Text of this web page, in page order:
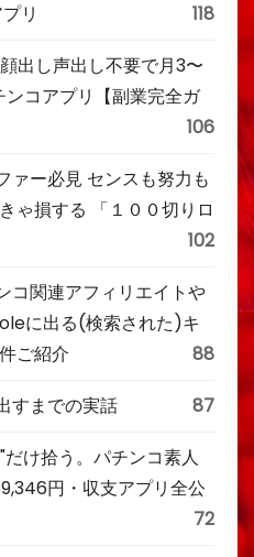
リ
118
出し声出し不要で月3〜
ンコアプリ【副業完全ガ
106
ァー必見 センスも努力も
ゃ損する 「１００切りロ
102
コ関連アフィリエイトや
に出る(検索された)キ
ご紹介
88
すまでの実話 87
け拾う。パチンコ素人
円・収支アプリ全公
72